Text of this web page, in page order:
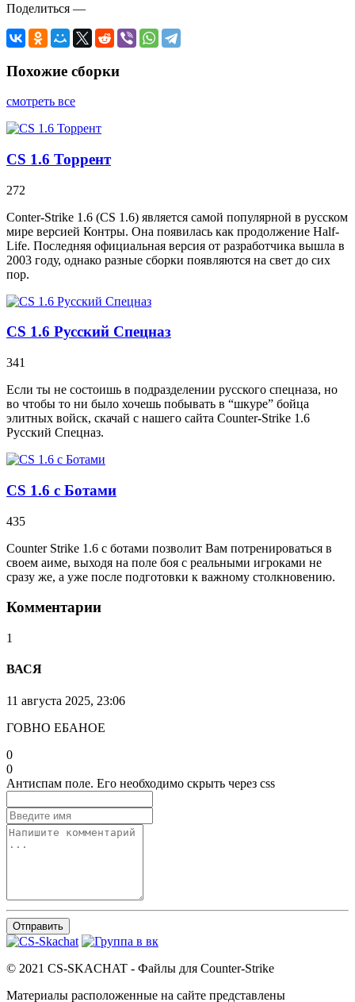
Поделиться —
Похожие сборки
смотреть все
CS 1.6 Торрент
272
Conter-Strike 1.6 (CS 1.6) является самой популярной в русском
мире версией Контры. Она появилась как продолжение Half-
Life. Последняя официальная версия от разработчика вышла в
2003 году, однако разные сборки появляются на свет до сих
пор.
CS 1.6 Русский Спецназ
341
Если ты не состоишь в подразделении русского спецназа, но
во чтобы то ни было хочешь побывать в “шкуре” бойца
элитных войск, скачай с нашего сайта Counter-Strike 1.6
Русский Спецназ.
CS 1.6 с Ботами
435
Counter Strike 1.6 с ботами позволит Вам потренироваться в
своем аиме, выходя на поле боя с реальными игроками не
сразу же, а уже после подготовки к важному столкновению.
Комментарии
1
ВАСЯ
11 августа 2025, 23:06
ГОВНО ЕБАНОЕ
0
0
Антиспам поле. Его необходимо скрыть через css
Отправить
© 2021 CS-SKACHAT - Файлы для Counter-Strike
Материалы расположенные на сайте представлены